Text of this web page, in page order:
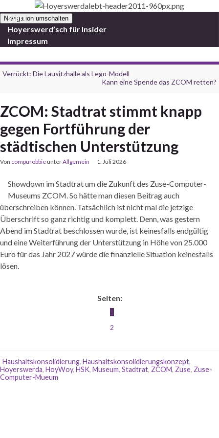
Navigation umschalten
Start
Hoyerswerd’sch für Insider
Impressum
Verrückt: Die Lausitzhalle als Lego-Modell
Kann eine Spende das ZCOM retten?
ZCOM: Stadtrat stimmt knapp
gegen Fortführung der
städtischen Unterstützung
Von compurobbieunterAllgemein 1. Juli 2026
Showdown im Stadtrat um die Zukunft des Zuse-Computer-
Museums ZCOM. So hätte man diesen Beitrag auch
überschreiben können. Tatsächlich ist nicht mal die jetzige
Überschrift so ganz richtig und komplett. Denn, was gestern
Abend im Stadtrat beschlossen wurde, ist keinesfalls endgültig
und eine Weiterführung der Unterstützung in Höhe von 25.000
Euro für das Jahr 2027 würde die finanzielle Situation keinesfalls
lösen.
Seiten:
1
2
Haushaltskonsolidierung, Haushaltskonsolidierungskonzept,
Hoyerswerda, HoyWoy, HSK, Museum, Stadtrat, ZCOM, Zuse, Zuse-
Computer-Mueum